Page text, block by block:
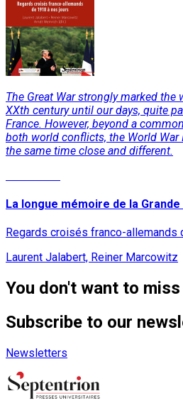
The Great War strongly marked
XXth century until our days, quite
France. However, beyond a
both world conflicts, the World War
the same time close and different.
La longue mémoire de la
Regards croisés franco-allemands
Laurent Jalabert, Reiner Marcowitz
You don't want to
Subscribe to our
Newsletters